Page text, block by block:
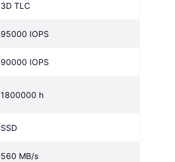
3D TLC
95000 IOPS
90000 IOPS
1800000 h
SSD
560 MB/s